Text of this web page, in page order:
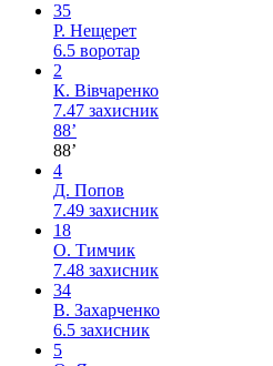
35
Р. Нещерет
6.5 воротар
2
К. Вівчаренко
7.47 захисник
88’
88’
4
Д. Попов
7.49 захисник
18
О. Тимчик
7.48 захисник
34
В. Захарченко
6.5 захисник
5